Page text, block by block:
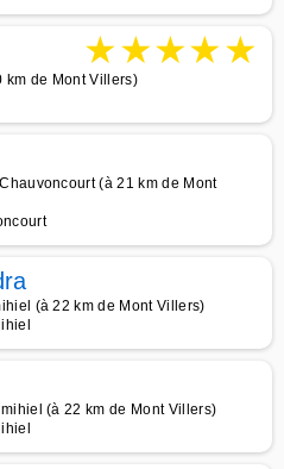
★★★★★
km de Mont Villers)
(à 21 km de Mont
(à 22 km de Mont Villers)
(à 22 km de Mont Villers)